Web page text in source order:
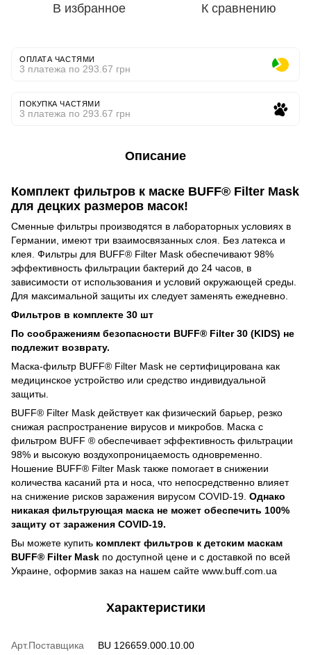
В избранное К сравнению
ОПЛАТА ЧАСТЯМИ
3 платежа по 293.67 грн
ПОКУПКА ЧАСТЯМИ
3 платежа по 293.67 грн
Описание
Комплект фильтров к маске BUFF® Filter Mask
для децких размеров масок!
Сменные фильтры производятся в лабораторных условиях в
Германии, имеют три взаимосвязанных слоя. Без латекса и
клея. Фильтры для BUFF® Filter Mask обеспечивают 98%
эффективность фильтрации бактерий до 24 часов, в
зависимости от использования и условий окружающей среды.
Для максимальной защиты их следует заменять ежедневно.
Фильтров в комплекте 30 шт
По соображениям безопасности BUFF® Filter 30 (KIDS) не
подлежит возврату.
Маска-фильтр BUFF® Filter Mask не сертифицирована как
медицинское устройство или средство индивидуальной
защиты.
BUFF® Filter Mask действует как физический барьер, резко
снижая распространение вирусов и микробов. Маска с
фильтром BUFF ® обеспечивает эффективность фильтрации
98% и высокую воздухопроницаемость одновременно.
Ношение BUFF® Filter Mask также помогает в снижении
количества касаний рта и носа, что непосредственно влияет
на снижение рисков заражения вирусом COVID-19. Однако
никакая фильтрующая маска не может обеспечить 100%
защиту от заражения COVID-19.
Вы можете купить комплект фильтров к детским маскам
BUFF® Filter Mask по доступной цене и с доставкой по всей
Украине, оформив заказ на нашем сайте www.buff.com.ua
Характеристики
Арт.Поставщика
BU 126659.000.10.00